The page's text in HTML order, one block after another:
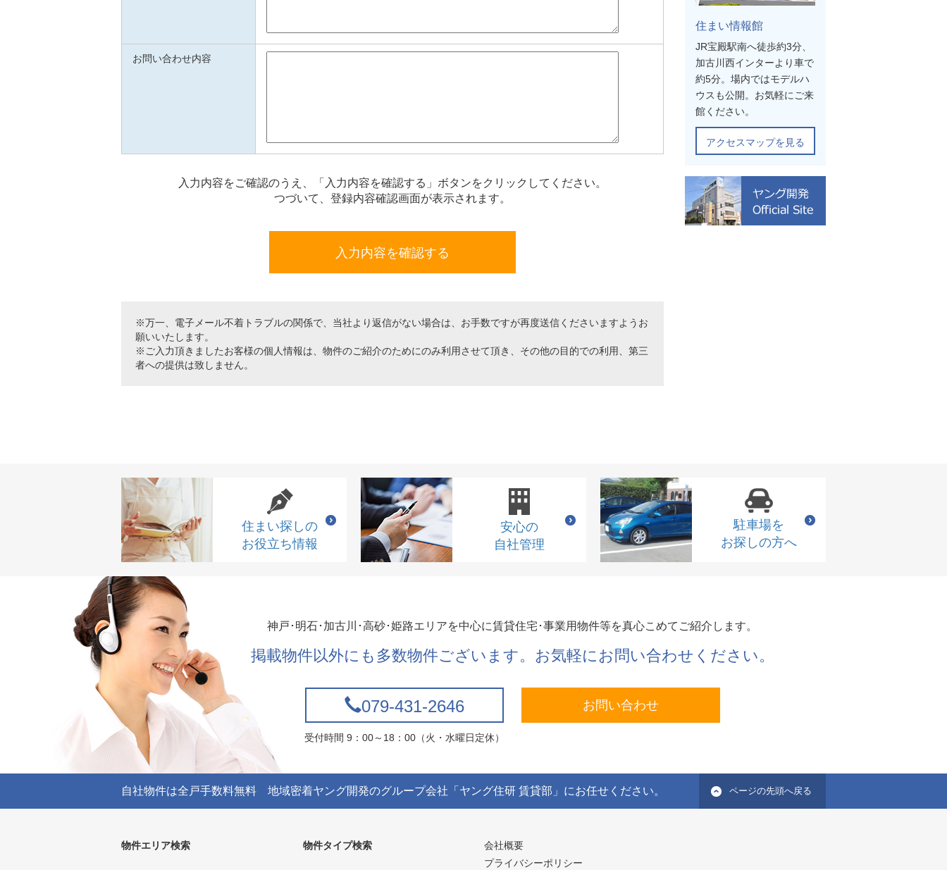
お問い合わせ内容
入力内容をご確認のうえ、「入力内容を確認する」ボタンをクリックしてください。
つづいて、登録内容確認画面が表示されます。
※万一、電子メール不着トラブルの関係で、当社より返信がない場合は、お手数ですが再度送信くださいますようお
願いいたします。
※ご入力頂きましたお客様の個人情報は、物件のご紹介のためにのみ利用させて頂き、その他の目的での利用、第三
者への提供は致しません。
住まい情報館
JR宝殿駅南へ徒歩約3分、
加古川西インターより車で
約5分。場内ではモデルハ
ウスも公開。お気軽にご来
館ください。
アクセスマップを見る
住まい探しの
お役立ち情報
安心の
自社管理
駐車場を
お探しの方へ
神戸･明石･加古川･高砂･姫路エリアを中心に賃貸住宅･事業用物件等を真心こめてご紹介します。
掲載物件以外にも多数物件ございます。お気軽にお問い合わせください。
079-431-2646
受付時間 9：00～18：00（火・水曜日定休）
お問い合わせ
自社物件は全戸手数料無料 地域密着ヤング開発のグループ会社「ヤング住研 賃貸部」にお任せください。 ページの先頭へ戻る
物件エリア検索 物件タイプ検索
会社概要
プライバシーポリシー